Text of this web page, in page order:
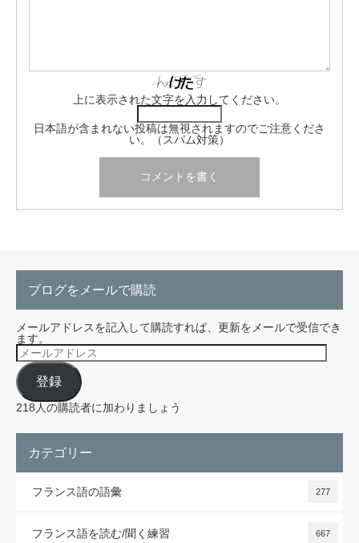
上に表示された文字を入力してください。
日本語が含まれない投稿は無視されますのでご注意くださ
い。（スパム対策）
ブログをメールで購読
メールアドレスを記入して購読すれば、更新をメールで受信でき
ます。
メ
ー
ル
ア
ド
レ
登録
218人の購読者に加わりましょう
カテゴリー
フランス語の語彙 277
フランス語を読む/聞く練習 667